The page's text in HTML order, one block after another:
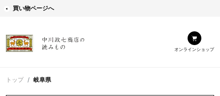
買い物ページへ
オンラインショップ
トップ 岐阜県